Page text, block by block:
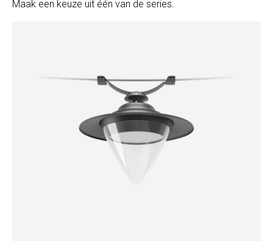
Maak een keuze uit één van de series.